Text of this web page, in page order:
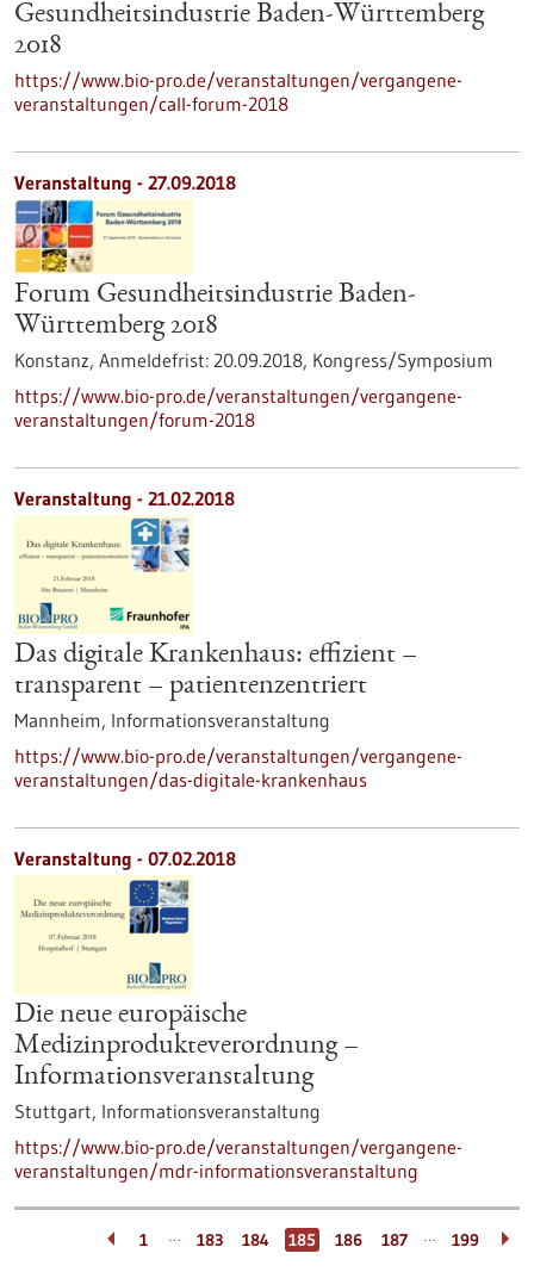
Gesundheitsindustrie Baden-Württemberg
2018
https://www.bio-pro.de/veranstaltungen/vergangene-
veranstaltungen/call-forum-2018
Veranstaltung - 27.09.2018
Forum Gesundheitsindustrie Baden-
Württemberg 2018
Konstanz, Anmeldefrist: 20.09.2018, Kongress/Symposium
https://www.bio-pro.de/veranstaltungen/vergangene-
veranstaltungen/forum-2018
Veranstaltung - 21.02.2018
Das digitale Krankenhaus: effizient –
transparent – patientenzentriert
Mannheim, Informationsveranstaltung
https://www.bio-pro.de/veranstaltungen/vergangene-
veranstaltungen/das-digitale-krankenhaus
Veranstaltung - 07.02.2018
Die neue europäische
Medizinprodukteverordnung –
Informationsveranstaltung
Stuttgart, Informationsveranstaltung
https://www.bio-pro.de/veranstaltungen/vergangene-
veranstaltungen/mdr-informationsveranstaltung
1 … 183 184 185 186 187 … 199